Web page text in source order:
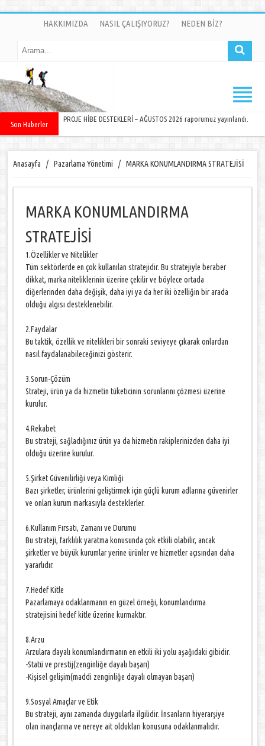
HAKKIMIZDA NASIL ÇALIŞIYORUZ? NEDEN BİZ?
Son Haberler
PROJE HİBE DESTEKLERİ – AĞUSTOS 2026 raporumuz yayınlandı.
Anasayfa / Pazarlama Yönetimi / MARKA KONUMLANDIRMA STRATEJİSİ
MARKA KONUMLANDIRMA
STRATEJİSİ
1.Özellikler ve Nitelikler
Tüm sektörlerde en çok kullanılan stratejidir. Bu stratejiyle beraber
dikkat, marka niteliklerinin üzerine çekilir ve böylece ortada
diğerlerinden daha değişik, daha iyi ya da her iki özelliğin bir arada
olduğu algısı desteklenebilir.
2.Faydalar
Bu taktik, özellik ve nitelikleri bir sonraki seviyeye çıkarak onlardan
nasıl faydalanabileceğinizi gösterir.
3.Sorun-Çözüm
Strateji, ürün ya da hizmetin tüketicinin sorunlarını çözmesi üzerine
kurulur.
4.Rekabet
Bu strateji, sağladığınız ürün ya da hizmetin rakiplerinizden daha iyi
olduğu üzerine kurulur.
5.Şirket Güvenilirliği veya Kimliği
Bazı şirketler, ürünlerini geliştirmek için güçlü kurum adlarına güvenirler
ve onları kurum markasıyla desteklerler.
6.Kullanım Fırsatı, Zamanı ve Durumu
Bu strateji, farklılık yaratma konusunda çok etkili olabilir, ancak
şirketler ve büyük kurumlar yerine ürünler ve hizmetler açısından daha
yararlıdır.
7.Hedef Kitle
Pazarlamaya odaklanmanın en güzel örneği, konumlandırma
stratejisini hedef kitle üzerine kurmaktır.
8.Arzu
Arzulara dayalı konumlandırmanın en etkili iki yolu aşağıdaki gibidir.
-Statü ve prestij(zenginliğe dayalı başarı)
-Kişisel gelişim(maddi zenginliğe dayalı olmayan başarı)
9.Sosyal Amaçlar ve Etik
Bu strateji, aynı zamanda duygularla ilgilidir. İnsanların hiyerarşiye
olan inançlarına ve nereye ait oldukları konusuna odaklanmalıdır.